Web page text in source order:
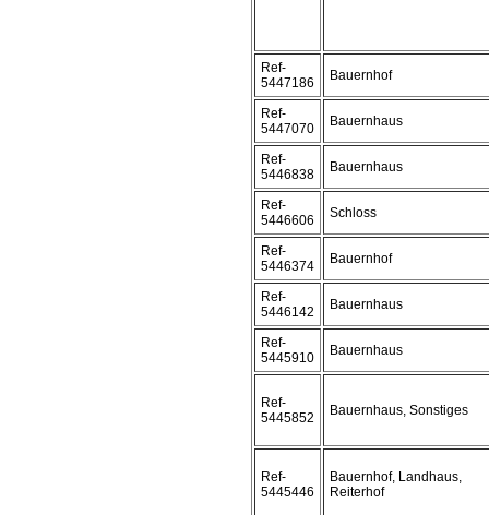
Ref-
5447186
Bauernhof
Ref-
5447070
Bauernhaus
Ref-
5446838
Bauernhaus
Ref-
5446606
Schloss
Ref-
5446374
Bauernhof
Ref-
5446142
Bauernhaus
Ref-
5445910
Bauernhaus
Ref-
5445852
Bauernhaus, Sonstiges
Ref-
5445446
Bauernhof, Landhaus,
Reiterhof